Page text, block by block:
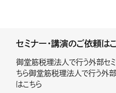
セミナー・講演のご依頼は
御堂筋税理法人で行う外部セ
ちら御堂筋税理法人で行う外
はこちら